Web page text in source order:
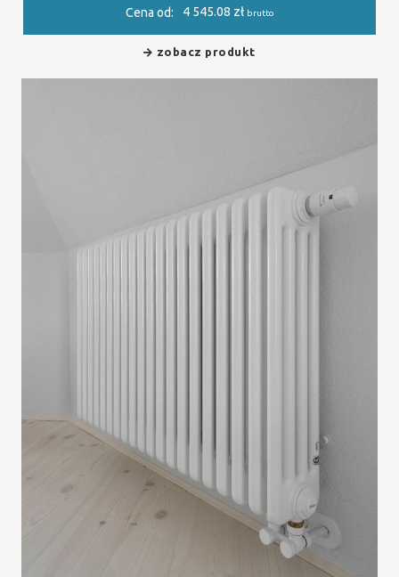
Cena od: 4 545.08 zł brutto
zobacz produkt